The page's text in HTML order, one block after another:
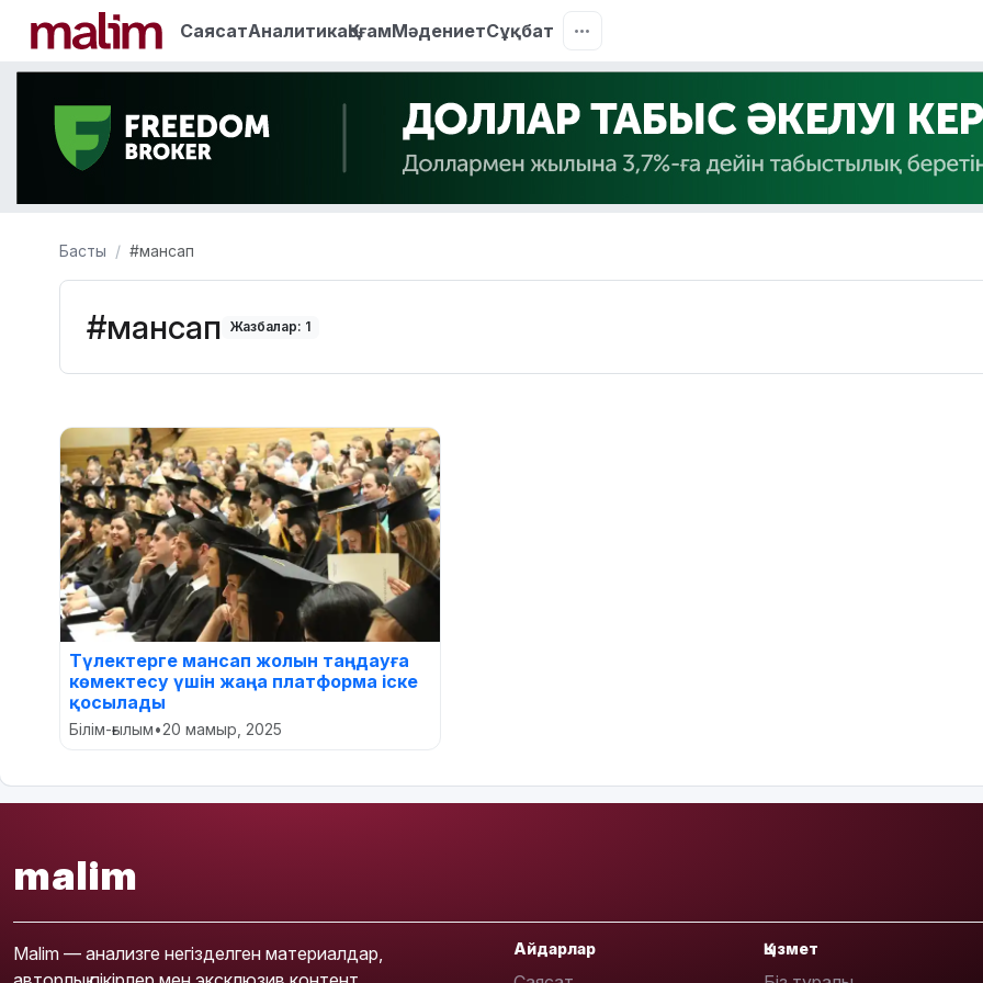
СаясатАналитикаҚоғамМәдениетСұқбат
Басты #мансап
#мансап Жазбалар: 1
Түлектерге мансап жолын таңдауға
көмектесу үшін жаңа платформа іске
қосылады
Білім-ғылым•20 мамыр, 2025
malim
Malim — анализге негізделген материалдар,
Айдарлар Қызмет